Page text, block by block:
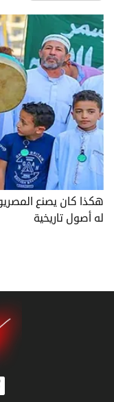
هكذا كان يصنع
له أصول تاريخية